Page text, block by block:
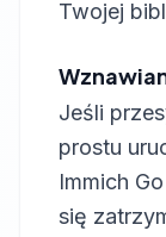
Twojej
Jeśli
prostu
Immich
się